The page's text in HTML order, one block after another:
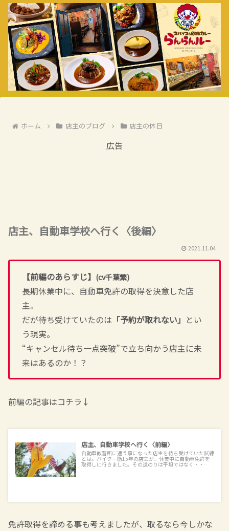
ホーム 店主のブログ 店主の休日
広告
店主、自動車学校へ行く〈後編〉
2021.11.04
【前編のあらすじ】 (cv千葉繁)
長期休業中に、自動車免許の取得を決意した店
主。
だが待ち受けていたのは 「予約が取れない」 とい
う現実。
“キャンセル待ち一点突破”で立ち向かう店主に未
来はあるのか！？
前編の記事はコチラ↓
店主、自動車学校へ行く〈前編〉
自動車教習所に通う事になった店主を待ち受けていた試練
とは。バイク一筋15年の店主が、休業中に自動車免許を
取得しに行きました。その道のりは平坦ではなく・・・。
免許取得を諦める事も考えましたが、取るなら今しかな